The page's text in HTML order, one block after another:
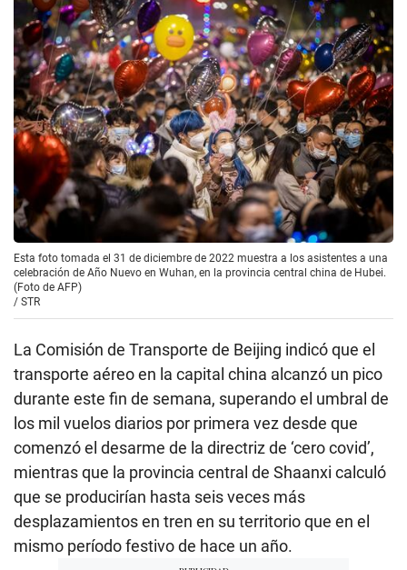
Esta foto tomada el 31 de diciembre de 2022 muestra a los asistentes a una
celebración de Año Nuevo en Wuhan, en la provincia central china de Hubei.
(Foto de AFP)
/ STR
La Comisión de Transporte de Beijing indicó que el
transporte aéreo en la capital china alcanzó un pico
durante este fin de semana, superando el umbral de
los mil vuelos diarios por primera vez desde que
comenzó el desarme de la directriz de ‘cero covid’,
mientras que la provincia central de Shaanxi calculó
que se producirían hasta seis veces más
desplazamientos en tren en su territorio que en el
mismo período festivo de hace un año.